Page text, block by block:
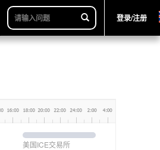
登录/注册
美国ICE交易所